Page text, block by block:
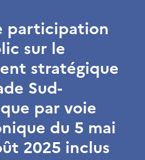
participation
sur le
stratégique
Sud-
par voie
du 5 mai
2025 inclus